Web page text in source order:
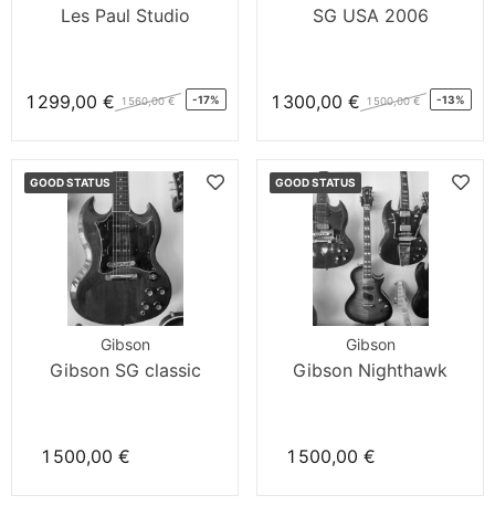
Les Paul Studio
1 299,00 € 1 560,00 € -17%
SG USA 2006
1 300,00 € 1 500,00 € -13%
GOOD STATUS
Gibson
Gibson SG classic
1 500,00 €
GOOD STATUS
Gibson
Gibson Nighthawk
1 500,00 €